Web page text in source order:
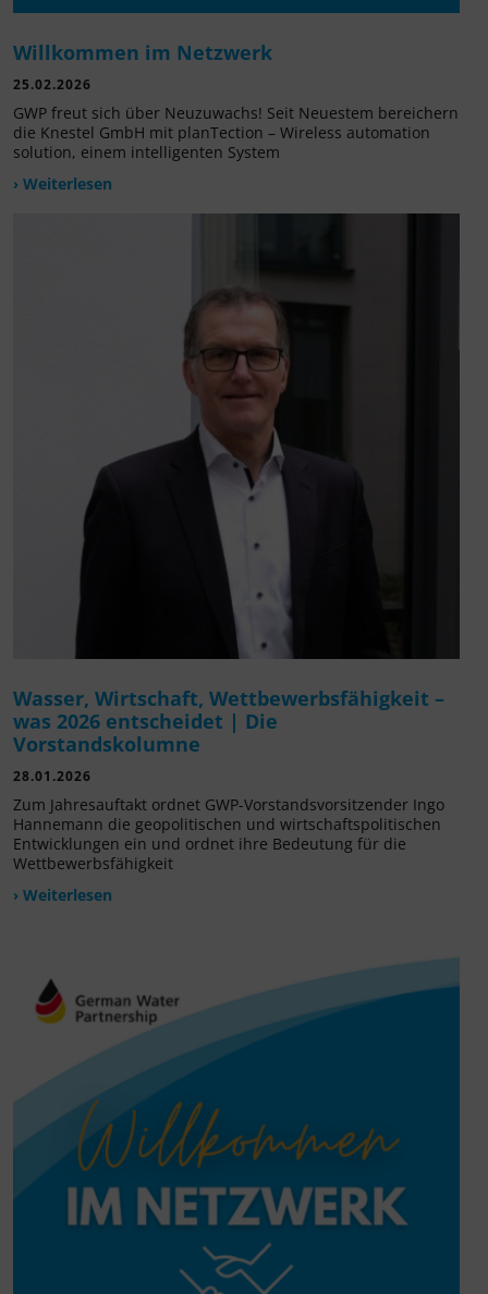
Willkommen im Netzwerk
25.02.2026
GWP freut sich über Neuzuwachs! Seit Neuestem bereichern
die Knestel GmbH mit planTection – Wireless automation
solution, einem intelligenten System
› Weiterlesen
Wasser, Wirtschaft, Wettbewerbsfähigkeit –
was 2026 entscheidet | Die
Vorstandskolumne
28.01.2026
Zum Jahresauftakt ordnet GWP-Vorstandsvorsitzender Ingo
Hannemann die geopolitischen und wirtschaftspolitischen
Entwicklungen ein und ordnet ihre Bedeutung für die
Wettbewerbsfähigkeit
› Weiterlesen